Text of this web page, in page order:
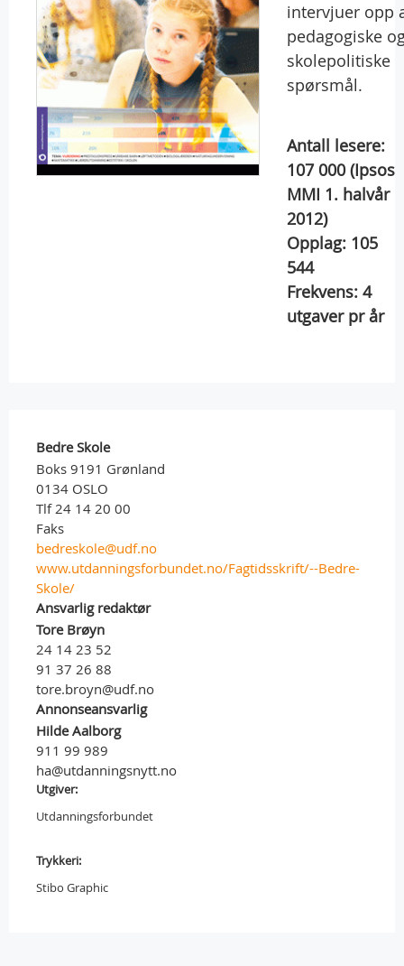
intervjuer opp
pedagogiske
skolepolitiske
spørsmål.
Antall lesere:
107 000 (Ipsos
MMI 1. halvår
2012)
Opplag: 105
544
Frekvens: 4
utgaver pr år
Bedre Skole
Boks 9191 Grønland
0134 OSLO
Tlf 24 14 20 00
Faks
bedreskole@udf.no
www.utdanningsforbundet.no/Fagtidsskrift/--Bedre-
Skole/
Ansvarlig redaktør
Tore Brøyn
24 14 23 52
91 37 26 88
tore.broyn@udf.no
Annonseansvarlig
Hilde Aalborg
911 99 989
ha@utdanningsnytt.no
Utgiver:
Utdanningsforbundet
Trykkeri:
Stibo Graphic